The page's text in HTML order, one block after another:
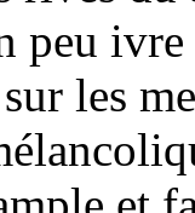
ivre
les